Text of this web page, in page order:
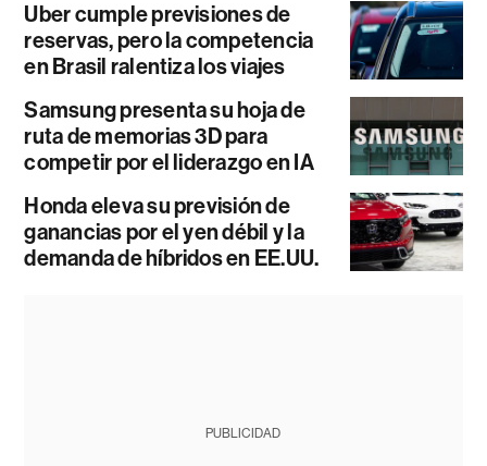
Uber cumple previsiones de
reservas, pero la competencia
en Brasil ralentiza los viajes
Samsung presenta su hoja de
ruta de memorias 3D para
competir por el liderazgo en IA
Honda eleva su previsión de
ganancias por el yen débil y la
demanda de híbridos en EE.UU.
PUBLICIDAD